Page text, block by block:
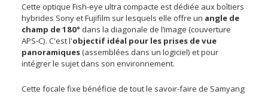
Cette optique Fish-eye ultra compacte est dédiée aux boîtiers
hybrides Sony et Fujifilm sur lesquels elle offre un angle de
champ de 180° dans la diagonale de l’image (couverture
APS-C). C'est l'objectif idéal pour les prises de vue
panoramiques(assemblées dans un logiciel) et pour
intégrer le sujet dans son environnement.
Cette focale fixe bénéficie de tout le savoir-faire de Samyang